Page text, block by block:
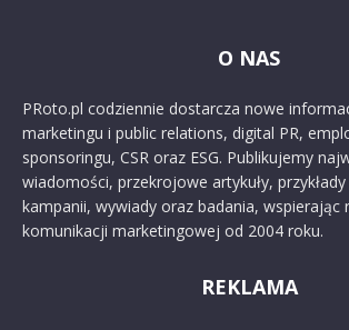
O NAS
PRoto.pl codziennie dostarcza nowe
marketingu i public relations, digital PR,
sponsoringu, CSR oraz ESG. Publikujemy
wiadomości, przekrojowe artykuły,
kampanii, wywiady oraz badania, wspierając
komunikacji marketingowej od 2004 roku.
REKLAMA